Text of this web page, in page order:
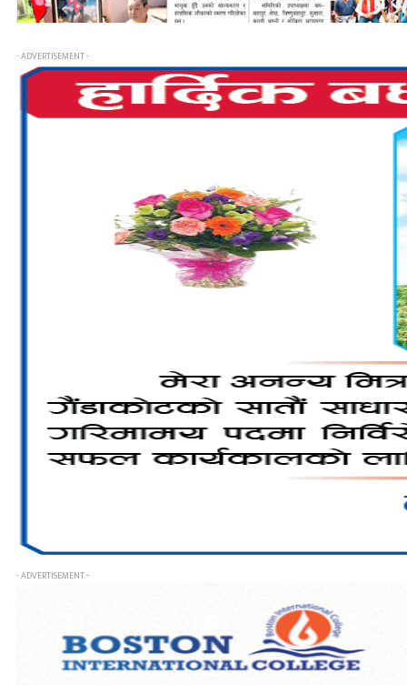
- ADVERTISEMENT -
- ADVERTISEMENT -